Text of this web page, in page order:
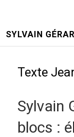
SYLVAIN
Texte
Sylvain
blocs :